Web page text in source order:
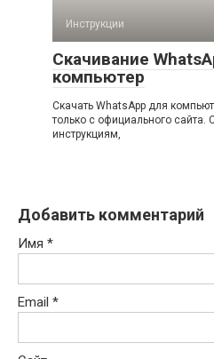
Инструкции
Скачивание
компьютер
Скачать WhatsApp для
только с официального
инструкциям,
Добавить комментарий
Имя *
Email *